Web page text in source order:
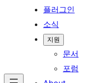
플러그인
소식
지원
문서
포럼